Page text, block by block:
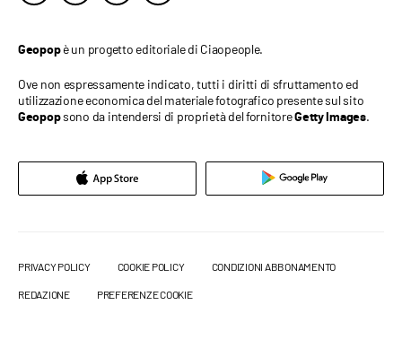
Geopopè un progetto editoriale di Ciaopeople.
Ove non espressamente indicato, tutti i diritti di sfruttamento ed
utilizzazione economica del materiale fotografico presente sul sito
Geopopsono da intendersi di proprietà del fornitoreGetty Images.
PRIVACY POLICY COOKIE POLICY CONDIZIONI ABBONAMENTO
REDAZIONE PREFERENZE COOKIE